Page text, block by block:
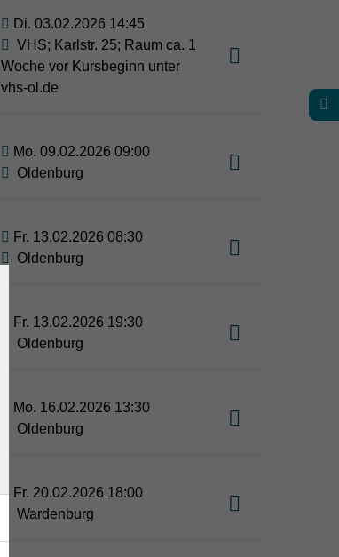
Di. 03.02.2026 14:45
VHS; Karlstr. 25; Raum ca. 1
Woche vor Kursbeginn unter
vhs-ol.de
Mo. 09.02.2026 09:00
Oldenburg
Fr. 13.02.2026 08:30
Oldenburg
Fr. 13.02.2026 19:30
Oldenburg
Mo. 16.02.2026 13:30
Oldenburg
Fr. 20.02.2026 18:00
Wardenburg